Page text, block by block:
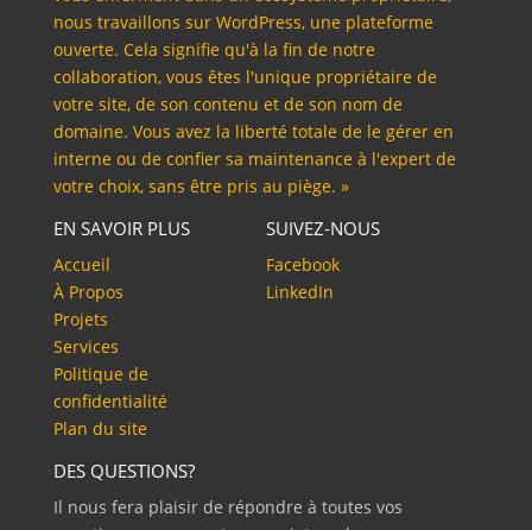
nous travaillons sur WordPress, une plateforme
ouverte. Cela signifie qu'à la fin de notre
collaboration, vous êtes l'unique propriétaire de
votre site, de son contenu et de son nom de
domaine. Vous avez la liberté totale de le gérer en
interne ou de confier sa maintenance à l'expert de
votre choix, sans être pris au piège. »
EN SAVOIR PLUS
Accueil
À Propos
Projets
Services
Politique de
confidentialité
Plan du site
SUIVEZ-NOUS
Facebook
LinkedIn
DES QUESTIONS?
Il nous fera plaisir de répondre à toutes vos